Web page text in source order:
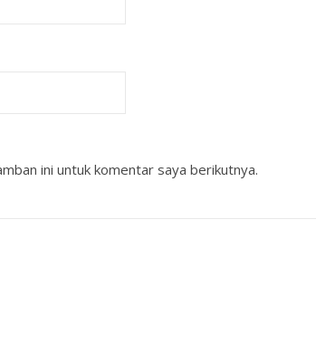
ini untuk komentar saya berikutnya.